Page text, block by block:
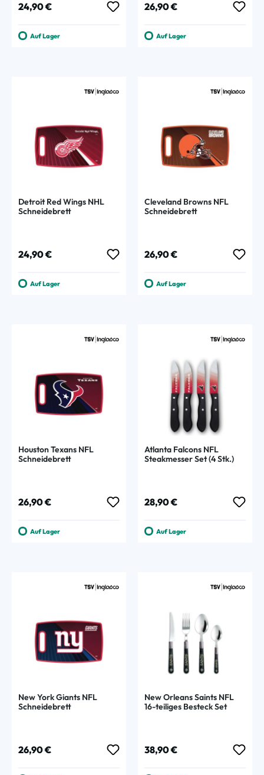
Regulärer Preis:
24,90 €
Auf Lager
Regulärer Preis:
26,90 €
Auf Lager
Detroit Red Wings NHL
Schneidebrett
Regulärer Preis:
24,90 €
Auf Lager
Cleveland Browns NFL
Schneidebrett
Regulärer Preis:
26,90 €
Auf Lager
Houston Texans NFL
Schneidebrett
Regulärer Preis:
26,90 €
Auf Lager
Atlanta Falcons NFL
Steakmesser Set (4 Stk.)
Regulärer Preis:
28,90 €
Auf Lager
New York Giants NFL
Schneidebrett
Regulärer Preis:
26,90 €
New Orleans Saints NFL
16-teiliges Besteck Set
Regulärer Preis:
38,90 €